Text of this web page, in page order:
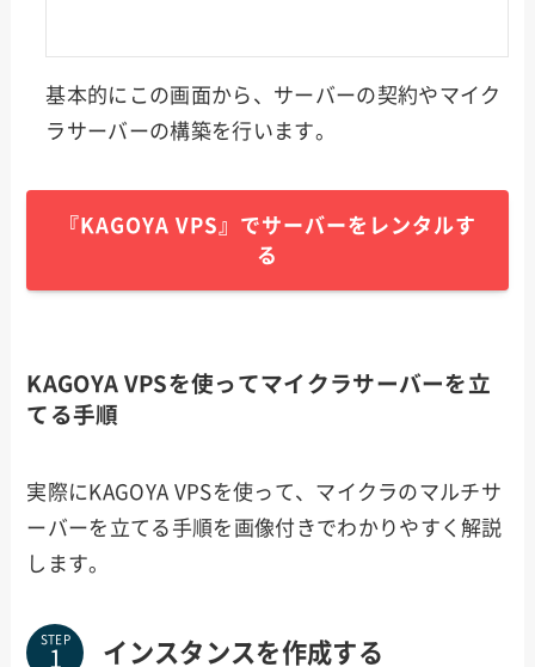
基本的にこの画面から、サーバーの契約やマイク
ラサーバーの構築を行います。
『KAGOYA VPS』でサーバーをレンタルす
る
KAGOYA VPSを使ってマイクラサーバーを立
てる手順
実際にKAGOYA VPSを使って、マイクラのマルチサ
ーバーを立てる手順を画像付きでわかりやすく解説
します。
STEP インスタンスを作成する